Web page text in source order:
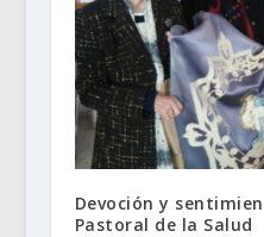
Devoción y
Pastoral de la Salud